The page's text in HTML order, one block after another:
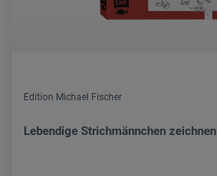
Edition Michael Fischer
Lebendige Strichmännchen zeichnen